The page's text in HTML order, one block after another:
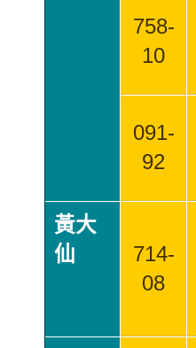
758-
10
091-
92
黃大
仙
714-
08